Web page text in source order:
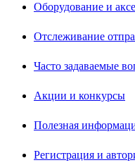
Оборудование и
Отслеживание
Часто задаваемые
Акции и конкурсы
Полезная
Регистрация и